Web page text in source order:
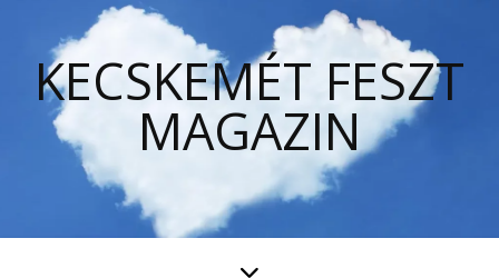
KECSKEMÉT FESZT
MAGAZIN